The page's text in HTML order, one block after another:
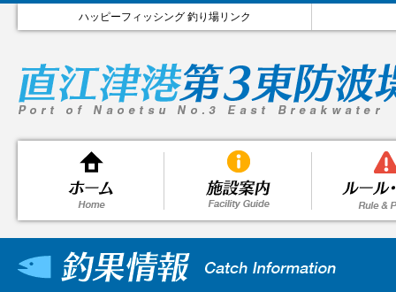
ハッピーフィッシング 釣り場リンク